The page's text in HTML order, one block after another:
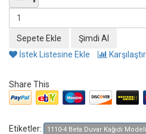
İstek Listesine Ekle
Share This
Etiketler:
1110-4 Beta Duvar Kağıdı Modeli